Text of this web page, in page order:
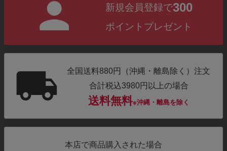
新規会員登録で300
ポイントプレゼント
全国送料880円（沖縄・離島除く）注文
合計税込3980円以上の場合
送料無料※沖縄・離島を除く
本店で商品購入された場合